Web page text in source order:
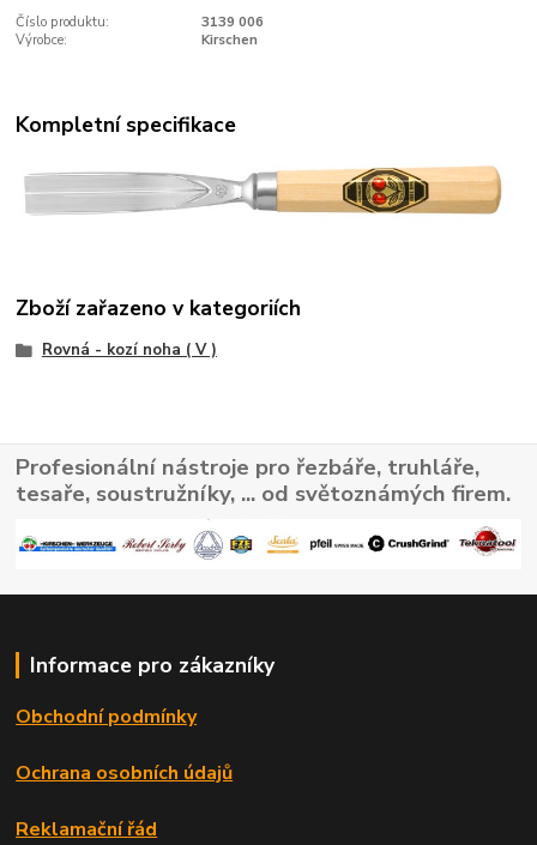
Číslo produktu:
3139 006
Výrobce:
Kirschen
Kompletní specifikace
Zboží zařazeno v kategoriích
Rovná - kozí noha ( V )
Profesionální nástroje pro řezbáře, truhláře,
tesaře, soustružníky, ... od světoznámých firem.
Informace pro zákazníky
Obchodní podmínky
Ochrana osobních údajů
Reklamační řád